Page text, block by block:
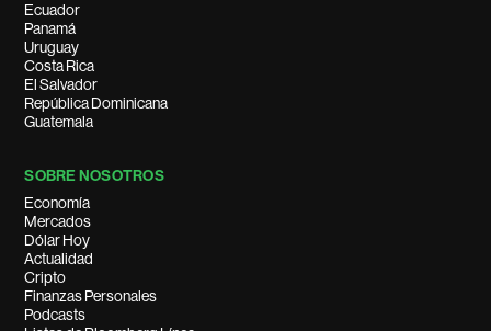
Ecuador
Panamá
Uruguay
Costa Rica
El Salvador
República Dominicana
Guatemala
SOBRE NOSOTROS
Economía
Mercados
Dólar Hoy
Actualidad
Cripto
Finanzas Personales
Podcasts